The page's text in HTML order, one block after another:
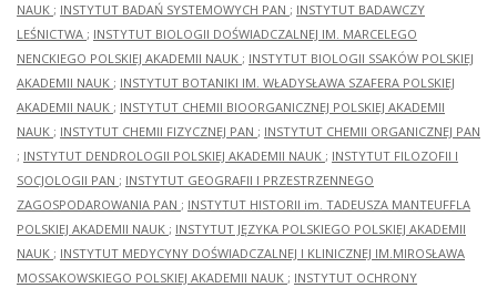
NAUK ; INSTYTUT BADAŃ SYSTEMOWYCH PAN ; INSTYTUT BADAWCZY
LEŚNICTWA ; INSTYTUT BIOLOGII DOŚWIADCZALNEJ IM. MARCELEGO
NENCKIEGO POLSKIEJ AKADEMII NAUK ; INSTYTUT BIOLOGII SSAKÓW POLSKIEJ
AKADEMII NAUK ; INSTYTUT BOTANIKI IM. WŁADYSŁAWA SZAFERA POLSKIEJ
AKADEMII NAUK ; INSTYTUT CHEMII BIOORGANICZNEJ POLSKIEJ AKADEMII
NAUK ; INSTYTUT CHEMII FIZYCZNEJ PAN ; INSTYTUT CHEMII ORGANICZNEJ PAN
; INSTYTUT DENDROLOGII POLSKIEJ AKADEMII NAUK ; INSTYTUT FILOZOFII I
SOCJOLOGII PAN ; INSTYTUT GEOGRAFII I PRZESTRZENNEGO
ZAGOSPODAROWANIA PAN ; INSTYTUT HISTORII im. TADEUSZA MANTEUFFLA
POLSKIEJ AKADEMII NAUK ; INSTYTUT JĘZYKA POLSKIEGO POLSKIEJ AKADEMII
NAUK ; INSTYTUT MEDYCYNY DOŚWIADCZALNEJ I KLINICZNEJ IM.MIROSŁAWA
MOSSAKOWSKIEGO POLSKIEJ AKADEMII NAUK ; INSTYTUT OCHRONY